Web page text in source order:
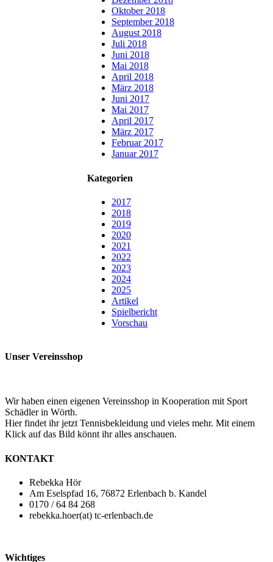
Oktober 2018
September 2018
August 2018
Juli 2018
Juni 2018
Mai 2018
April 2018
März 2018
Juni 2017
Mai 2017
April 2017
März 2017
Februar 2017
Januar 2017
Kategorien
2017
2018
2019
2020
2021
2022
2023
2024
2025
Artikel
Spielbericht
Vorschau
Unser Vereinsshop
Wir haben einen eigenen Vereinsshop in Kooperation mit Sport
Schädler in Wörth.
Hier findet ihr jetzt Tennisbekleidung und vieles mehr. Mit einem
Klick auf das Bild könnt ihr alles anschauen.
KONTAKT
Rebekka Hör
Am Eselspfad 16, 76872 Erlenbach b. Kandel
0170 / 64 84 268
rebekka.hoer(at) tc-erlenbach.de
Wichtiges